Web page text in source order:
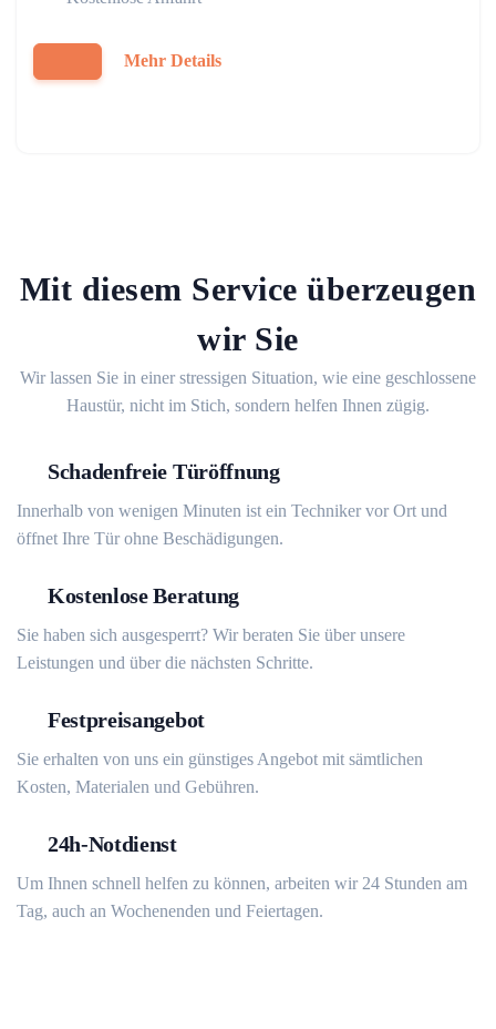
Mehr Details
Mit diesem Service überzeugen
wir Sie
Wir lassen Sie in einer stressigen Situation, wie eine geschlossene
Haustür, nicht im Stich, sondern helfen Ihnen zügig.
Schadenfreie Türöffnung
Innerhalb von wenigen Minuten ist ein Techniker vor Ort und
öffnet Ihre Tür ohne Beschädigungen.
Kostenlose Beratung
Sie haben sich ausgesperrt? Wir beraten Sie über unsere
Leistungen und über die nächsten Schritte.
Festpreisangebot
Sie erhalten von uns ein günstiges Angebot mit sämtlichen
Kosten, Materialen und Gebühren.
24h-Notdienst
Um Ihnen schnell helfen zu können, arbeiten wir 24 Stunden am
Tag, auch an Wochenenden und Feiertagen.